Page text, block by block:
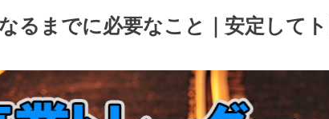
るまでに必要なこと｜安定して